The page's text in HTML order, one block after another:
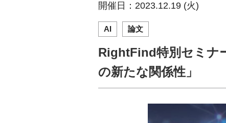
協賛・協力
開催日：2023.12.19 (火)
AI 論文
RightFind特別セミナ
の新たな関係性」